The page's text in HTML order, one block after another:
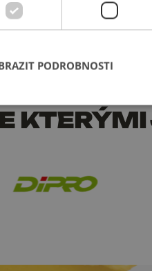
PODROBNOSTI